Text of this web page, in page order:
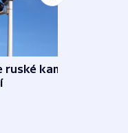
kamery,